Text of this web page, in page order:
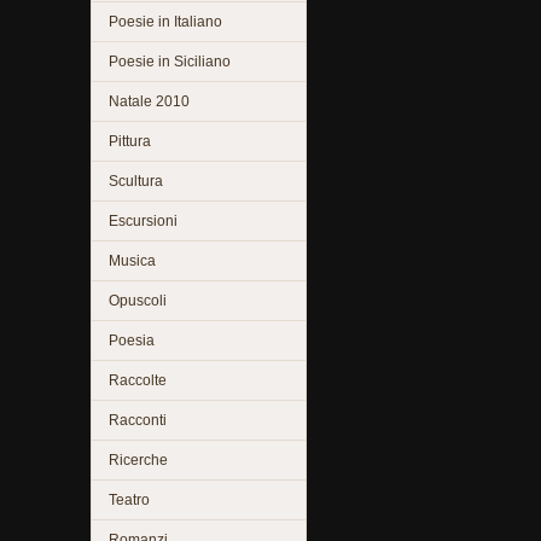
Poesie in Italiano
Poesie in Siciliano
Natale 2010
Pittura
Scultura
Escursioni
Musica
Opuscoli
Poesia
Raccolte
Racconti
Ricerche
Teatro